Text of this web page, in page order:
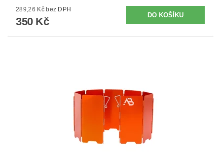
289,26 Kč bez DPH
350 Kč